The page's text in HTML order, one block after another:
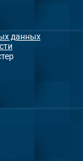
данных